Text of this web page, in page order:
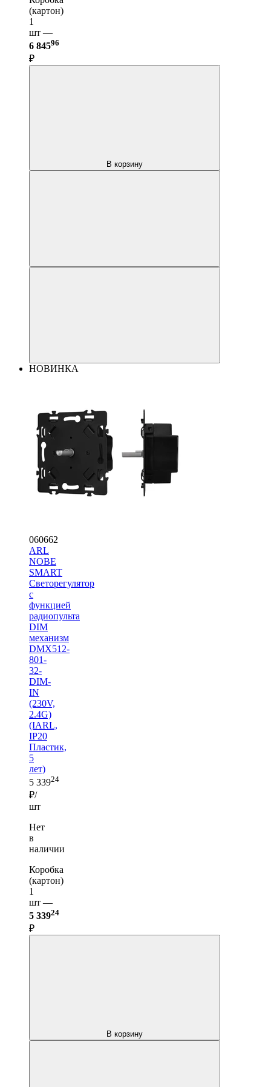
(картон)
1
шт —
6 84596
₽
В корзину
НОВИНКА
060662
ARL
NOBE
SMART
Светорегулятор
с
функцией
радиопульта
DIM
механизм
DMX512-
801-
32-
DIM-
IN
(230V,
2.4G)
(IARL,
IP20
Пластик,
5
лет)
5 33924
₽/
шт
Нет
в
наличии
Коробка
(картон)
1
шт —
5 33924
₽
В корзину